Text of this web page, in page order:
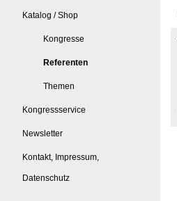
Katalog / Shop
Kongresse
Referenten
Themen
Kongressservice
Newsletter
Kontakt, Impressum,
Datenschutz